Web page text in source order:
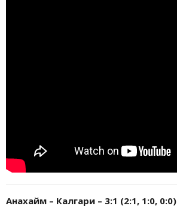
Анахайм – Калгари – 3:1 (2:1, 1:0, 0:0)